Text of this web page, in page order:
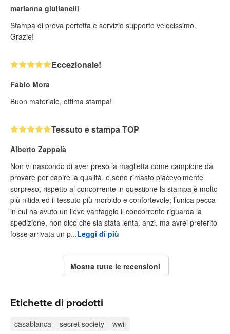
marianna giulianelli
Stampa di prova perfetta e servizio supporto velocissimo.
Grazie!
Eccezionale!
Fabio Mora
Buon materiale, ottima stampa!
Tessuto e stampa TOP
Alberto Zappalà
Non vi nascondo di aver preso la maglietta come campione da
provare per capire la qualità, e sono rimasto piacevolmente
sorpreso, rispetto al concorrente in questione la stampa è molto
più nitida ed il tessuto più morbido e confortevole; l’unica pecca
in cui ha avuto un lieve vantaggio il concorrente riguarda la
spedizione, non dico che sia stata lenta, anzi, ma avrei preferito
fosse arrivata un p...Leggi di più
Mostra tutte le recensioni
Etichette di prodotti
casablanca secret society wwii